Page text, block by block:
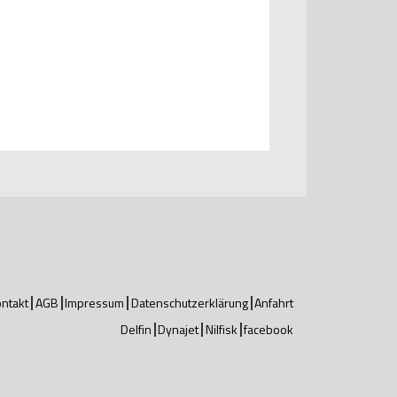
AGB Impressum Datenschutzerklärung Anfahrt
Delfin Dynajet Nilfisk facebook